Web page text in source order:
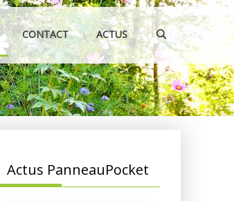
CONTACT ACTUS
Actus PanneauPocket